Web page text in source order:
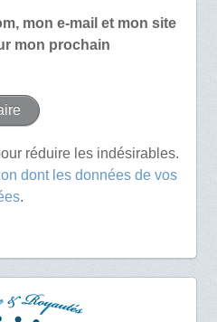
mon e-mail et mon site
mon prochain
réduire les indésirables.
dont les données de vos
.